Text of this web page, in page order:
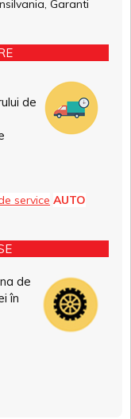
Garanti
de
service AUTO
de
în